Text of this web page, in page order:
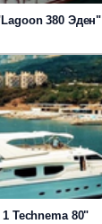
380 Эден"
Technema 80"